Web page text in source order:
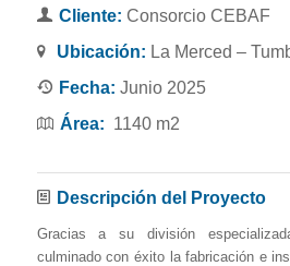
Cliente: Consorcio CEBAF
Ubicación: La Merced –
Fecha:Junio 2025
Área: 1140 m2
Descripción del Proyecto
Gracias a su división
culminado con éxito la fabricación e